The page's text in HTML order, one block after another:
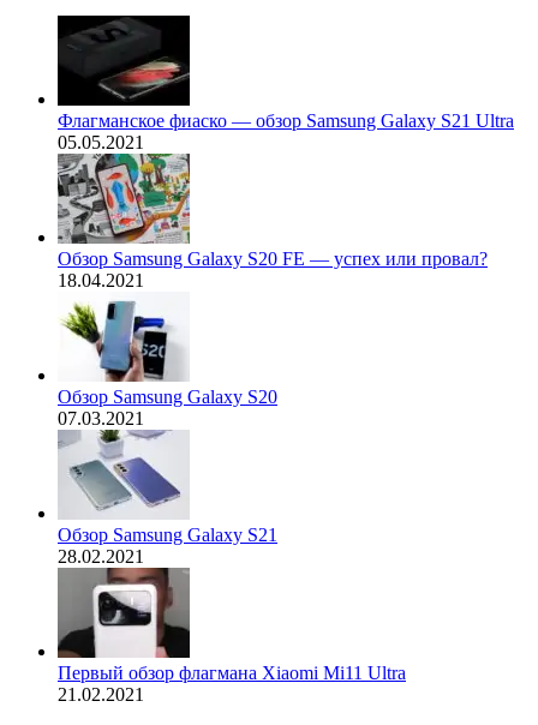
Флагманское фиаско — обзор Samsung Galaxy S21 Ultra
05.05.2021
Обзор Samsung Galaxy S20 FE — успех или провал?
18.04.2021
Обзор Samsung Galaxy S20
07.03.2021
Обзор Samsung Galaxy S21
28.02.2021
Первый обзор флагмана Xiaomi Mi11 Ultra
21.02.2021